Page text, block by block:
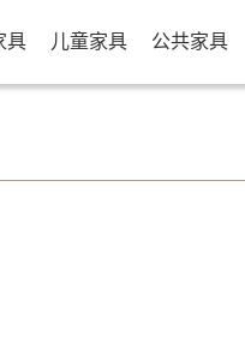
具 儿童家具 公共家具